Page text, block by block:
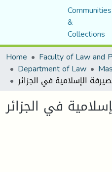
Communities
&
Collections
Home
Department of Law
في الجزائر